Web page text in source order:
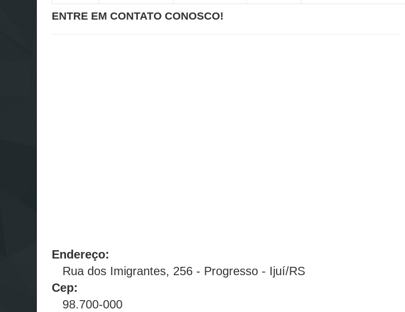
ENTRE EM CONTATO CONOSCO!
Endereço:
Rua dos Imigrantes, 256 - Progresso - Ijuí/RS
Cep:
98.700-000